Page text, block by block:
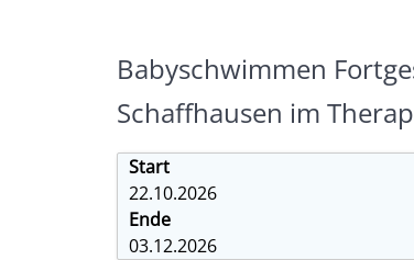
Babyschwimmen
Schaffhausen im
Start
22.10.2026
Ende
03.12.2026